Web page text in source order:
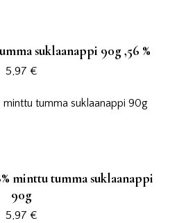
suklaanappi 90g ,56 %
5,97 €
minttu tumma suklaanappi
90g
5,97 €